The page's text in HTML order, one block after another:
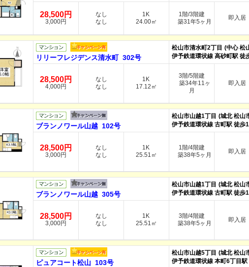
28,500円
3,000円
なし
なし
1K
24.00㎡
1階/3階建
築31年5ヶ月
即入居
リリーフレジデンス清水町 302号
松山市清水町2丁目 (中心 松
伊予鉄道環状線 高砂町駅 徒
28,500円
4,000円
なし
なし
1K
17.12㎡
3階/5階建
築34年11ヶ
月
即入居
ブランノワール山越 102号
松山市山越1丁目 (城北 松山
伊予鉄道環状線 古町駅 徒歩
28,500円
3,000円
なし
なし
1K
25.51㎡
1階/4階建
築38年5ヶ月
即入居
ブランノワール山越 305号
松山市山越1丁目 (城北 松山
伊予鉄道環状線 古町駅 徒歩
28,500円
3,000円
なし
なし
1K
25.51㎡
3階/4階建
築38年5ヶ月
即入居
ピュアコート松山 103号
松山市山越5丁目 (城北 松山
伊予鉄道環状線 本町6丁目